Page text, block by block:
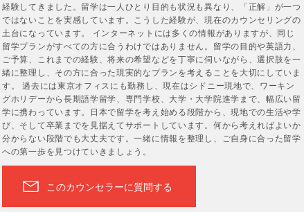
経験してきました。留学は一人ひとり目的も状況も異なり、「正解」が一つ
ではないことを実感しています。こうした経験が、現在のカウンセリングの
土台になっています。 インターネットには多くの情報がありますが、同じ
留学プランがすべての方に合うわけではありません。留学の目的や英語力、
ご予算、これまでの経験、将来の希望などを丁寧に伺いながら、選択肢を一
緒に整理し、その方に合った現実的なプランを考えることを大切にしていま
す。 過去には東京オフィスにも勤務し、現在はシドニー現地で、ワーキン
グホリデーから長期語学留学、専門学校、大学・大学院進学まで、幅広い留
学に携わっています。日本で留学を考え始める段階から、現地での生活や学
び、そして卒業までを見据えてサポートしています。何から考えればよいか
分からない段階でも大丈夫です。一緒に情報を整理し、ご自身に合った留学
への第一歩を見つけていきましょう。
このカウンセラーに質問する